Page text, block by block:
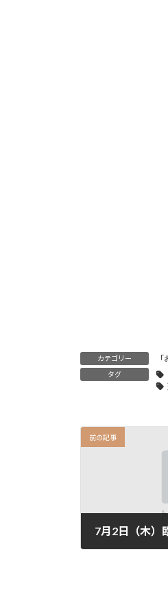
カテゴリー
タグ
前の記事
7月2日（木）